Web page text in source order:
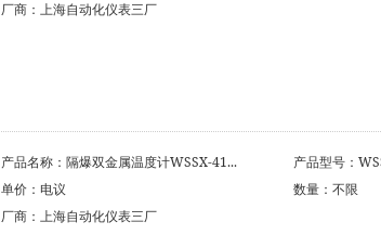
厂商：上海自动化仪表三厂
产品名称：隔爆双金属温度计WSSX-41...
单价：电议
厂商：上海自动化仪表三厂
产品型号：
数量：不限